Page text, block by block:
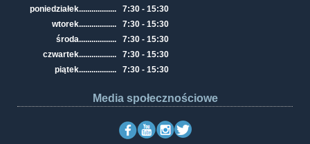
poniedziałek..................
7:30 - 15:30
wtorek..................
7:30 - 15:30
środa..................
7:30 - 15:30
czwartek..................
7:30 - 15:30
piątek.................. 7:30 - 15:30
Media społecznościowe